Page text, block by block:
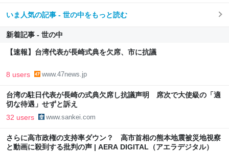
いま人気の記事 - 世の中をもっと読む
新着記事 - 世の中
【速報】台湾代表が長崎式典を欠席、市に抗議
8 users www.47news.jp
台湾の駐日代表が長崎の式典欠席し抗議声明 席次で大使級の「適
切な待遇」せずと訴え
32 users www.sankei.com
さらに高市政権の支持率ダウン？ 高市首相の熊本地震被災地視察
と動画に殺到する批判の声 | AERA DIGITAL（アエラデジタル）